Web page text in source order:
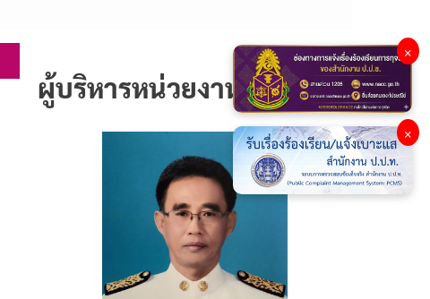
ผู้บริหารหน่วยงาน
×
×